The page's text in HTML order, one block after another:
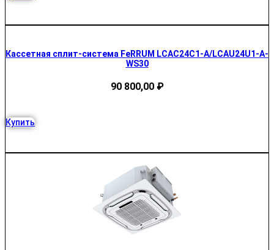
Кассетная сплит-система FeRRUM LCAC24C1-A/LCAU24U1-A-
WS30
90 800,00 ₽
Купить